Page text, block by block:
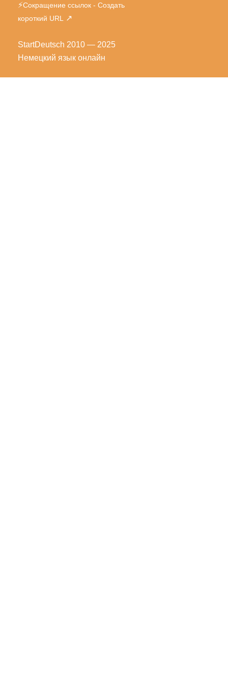
⚡Сокращение ссылок - Создать
короткий URL ↗
StartDeutsch 2010 — 2025
Немецкий язык онлайн